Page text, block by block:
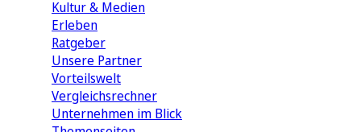
Kultur & Medien
Erleben
Ratgeber
Unsere Partner
Vorteilswelt
Vergleichsrechner
Unternehmen im Blick